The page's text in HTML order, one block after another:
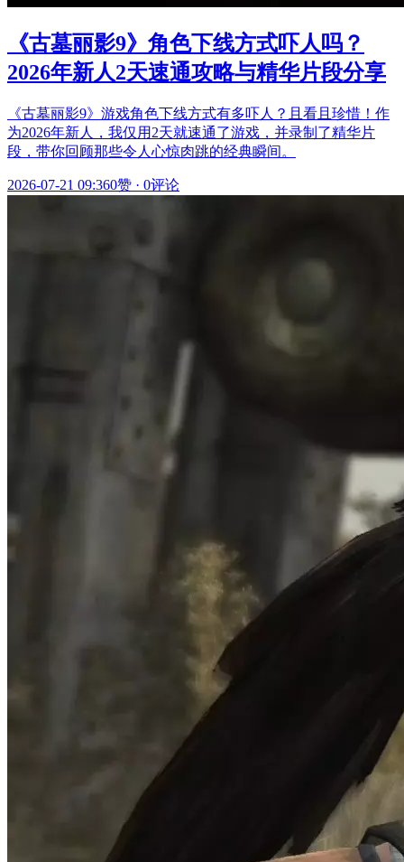
《古墓丽影9》角色下线方式吓人吗？
2026年新人2天速通攻略与精华片段分享
《古墓丽影9》游戏角色下线方式有多吓人？且看且珍惜！作
为2026年新人，我仅用2天就速通了游戏，并录制了精华片
段，带你回顾那些令人心惊肉跳的经典瞬间。
2026-07-21 09:360赞 · 0评论